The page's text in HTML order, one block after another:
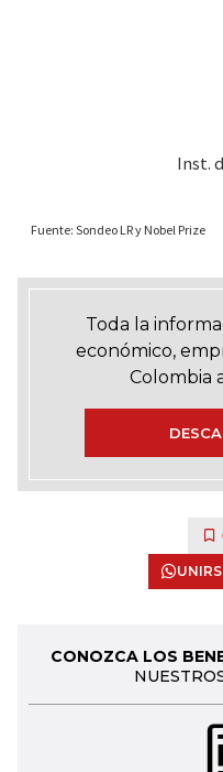
Toda la
económico,
Colombia
CONOZCA LOS